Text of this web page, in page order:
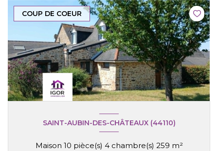
COUP DE COEUR
SAINT-AUBIN-DES-CHÂTEAUX (44110)
Maison 10 pièce(s) 4 chambre(s) 259 m²